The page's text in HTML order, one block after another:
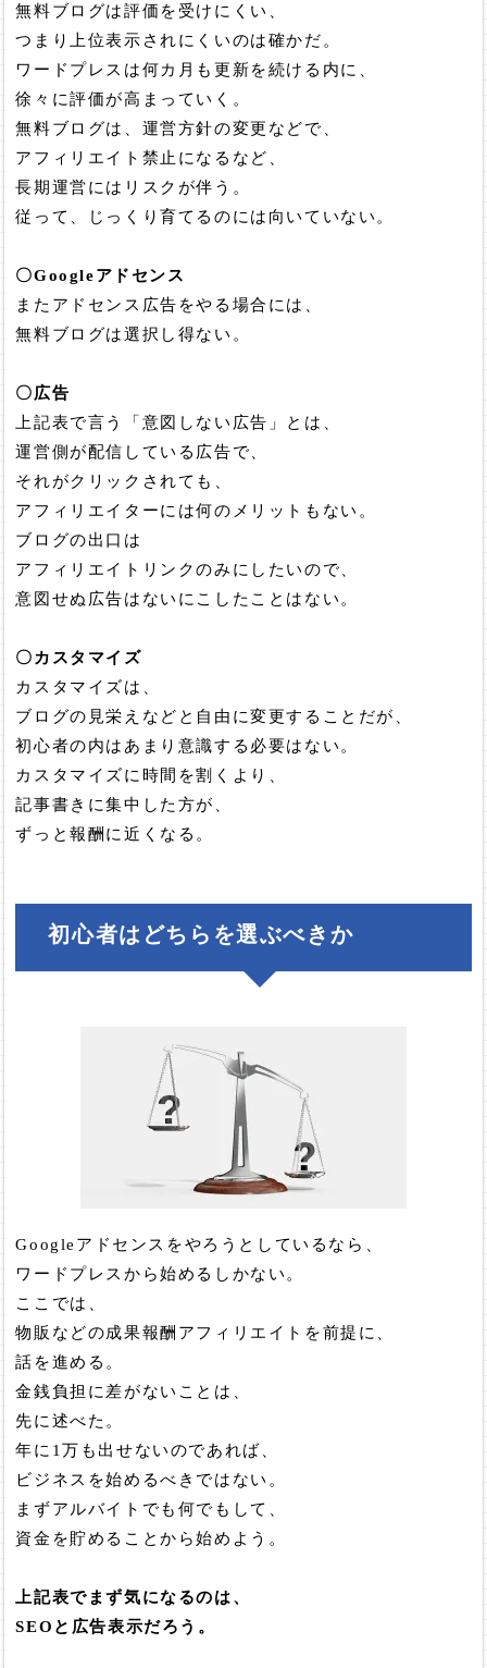
無料ブログは評価を受けにくい、
つまり上位表示されにくいのは確かだ。
ワードプレスは何カ月も更新を続ける内に、
徐々に評価が高まっていく。
無料ブログは、運営方針の変更などで、
アフィリエイト禁止になるなど、
長期運営にはリスクが伴う。
従って、じっくり育てるのには向いていない。
〇Googleアドセンス
またアドセンス広告をやる場合には、
無料ブログは選択し得ない。
〇広告
上記表で言う「意図しない広告」とは、
運営側が配信している広告で、
それがクリックされても、
アフィリエイターには何のメリットもない。
ブログの出口は
アフィリエイトリンクのみにしたいので、
意図せぬ広告はないにこしたことはない。
〇カスタマイズ
カスタマイズは、
ブログの見栄えなどと自由に変更することだが、
初心者の内はあまり意識する必要はない。
カスタマイズに時間を割くより、
記事書きに集中した方が、
ずっと報酬に近くなる。
初心者はどちらを選ぶべきか
Googleアドセンスをやろうとしているなら、
ワードプレスから始めるしかない。
ここでは、
物販などの成果報酬アフィリエイトを前提に、
話を進める。
金銭負担に差がないことは、
先に述べた。
年に1万も出せないのであれば、
ビジネスを始めるべきではない。
まずアルバイトでも何でもして、
資金を貯めることから始めよう。
上記表でまず気になるのは、
SEOと広告表示だろう。